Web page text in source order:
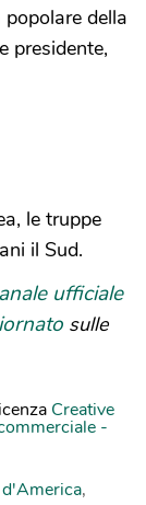
della
presidente,
le truppe
il Sud.
ufficiale
sulle
Creative
-
,